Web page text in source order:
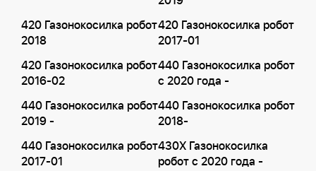
420 Газонокосилка робот
2018
420 Газонокосилка робот
2017-01
420 Газонокосилка робот
2016-02
440 Газонокосилка робот
с 2020 года -
440 Газонокосилка робот
2019 -
440 Газонокосилка робот
2018-
440 Газонокосилка робот
2017-01
430X Газонокосилка
робот с 2020 года -